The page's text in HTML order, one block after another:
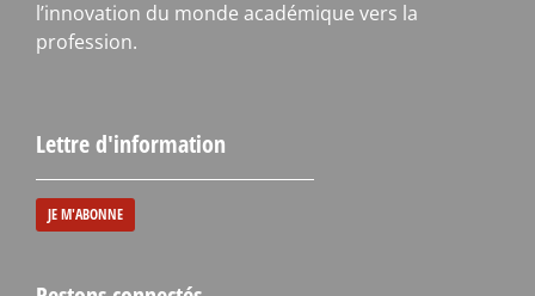
l’innovation du monde académique vers la
profession.
Lettre d'information
JE M'ABONNE